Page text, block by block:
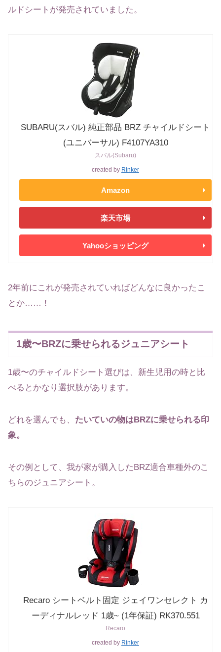
ルドシートが発売されていました。
SUBARU(スバル) 純正部品 BRZ チャイルドシート
(ユニバーサル) F4107YA310
created by Rinker
スバル(Subaru)
Amazon
楽天市場
Yahooショッピング
2年前にこれが発売されていればどんなに良かったこ
とか……！
1歳〜BRZに乗せられるジュニアシート
1歳〜のチャイルドシート選びは、新生児用の時と比
べるとかなり選択肢があります。
どれを選んでも、 たいていの物はBRZに乗せられる印
象。
その例として、我が家が購入したBRZ適合車種外のこ
ちらのジュニアシート。
Recaro シートベルト固定 ジェイワンセレクト カ
ーディナルレッド 1歳~ (1年保証) RK370.551
created by Rinker
Recaro